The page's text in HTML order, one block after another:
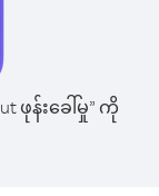
ဖုန်းခေါ်မှု” ကို